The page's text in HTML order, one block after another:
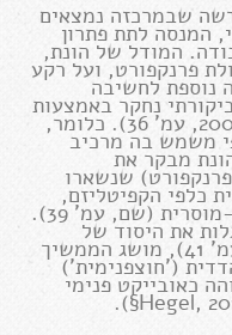
שבמרכזה נמצאים
המנסה לתת פתרון
המודל של הונת,
פרנקפורט, ועל רקע
נוספת לחשיבה
נחקר באמצעות
מתודה מדעית ומוסרית (הונת, 2008, עמ' 36). כלומר,
משמש בה מרכיב
מבקר את
שנשארו
כלפי הקפיטליזם,
ללא מקום מספק לבחינה מעשית-מוסרית (שם, עמ' 39).
את היסוד של
"טרנסצנדנטיות-ארצית" (שם, עמ' 41), מושג הממשיך
('חוצפנימית')
כאובייקט פנימי